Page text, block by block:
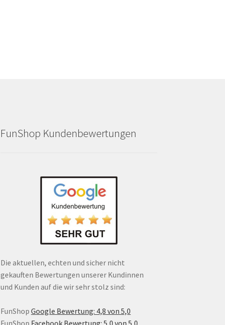
FunShop Kundenbewertungen
Die aktuellen, echten und sicher nicht
gekauften Bewertungen unserer Kundinnen
und Kunden auf die wir sehr stolz sind:
FunShop Google Bewertung: 4,8 von 5,0
FunShop Facebook Bewertung: 5,0 von 5,0